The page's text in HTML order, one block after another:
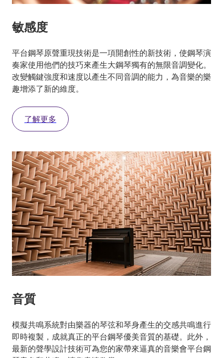
敏感度
平台鋼琴原聲重現技術是一項開創性的新技術，使鋼琴演
奏家使用他們的技巧來產生大鋼琴獨有的無限音調變化。
改變觸鍵強度和速度以產生不同音調的能力，為音樂的樂
趣增添了新的維度。
了解更多
音質
模擬共鳴系統對由樂器的琴弦和琴身產生的交感共鳴進行
即時複製，成就真正的平台鋼琴優美音質的基礎。此外，
最新的聲學設計技術可為您的家帶來逼真的音樂會平台鋼